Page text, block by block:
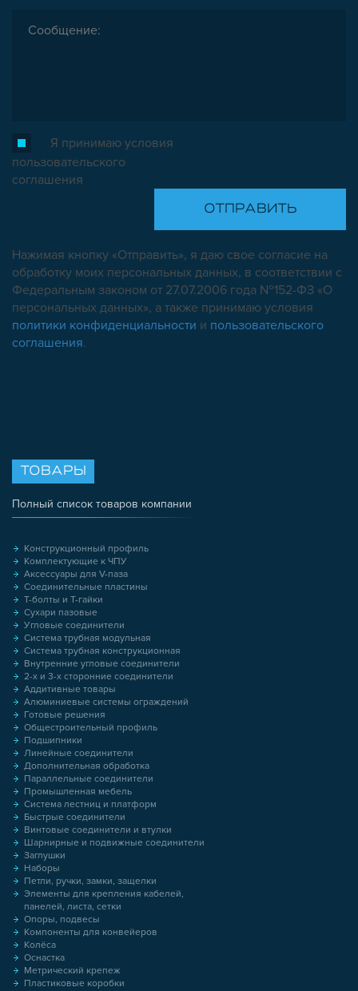
Я принимаю условия
пользовательского
соглашения
Нажимая кнопку «Отправить», я даю свое согласие на
обработку моих персональных данных, в соответствии с
Федеральным законом от 27.07.2006 года №152-ФЗ «О
персональных данных», а также принимаю условия
политики конфиденциальности и пользовательского
соглашения.
ТОВАРЫ
Полный список товаров компании
Конструкционный профиль
Комплектующие к ЧПУ
Аксессуары для V-паза
Соединительные пластины
Т-болты и Т-гайки
Сухари пазовые
Угловые соединители
Система трубная модульная
Система трубная конструкционная
Внутренние угловые соединители
2-х и 3-х сторонние соединители
Аддитивные товары
Алюминиевые системы ограждений
Готовые решения
Общестроительный профиль
Подшипники
Линейные соединители
Дополнительная обработка
Параллельные соединители
Промышленная мебель
Система лестниц и платформ
Быстрые соединители
Винтовые соединители и втулки
Шарнирные и подвижные соединители
Заглушки
Наборы
Петли, ручки, замки, защелки
Элементы для крепления кабелей,
панелей, листа, сетки
Опоры, подвесы
Компоненты для конвейеров
Колёса
Оснастка
Метрический крепеж
Пластиковые коробки